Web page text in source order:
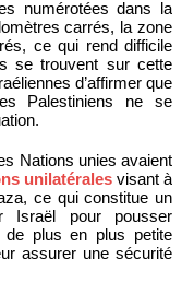
numérotées dans la
carrés, la zone
ce qui rend difficile
se trouvent sur cette
d’affirmer que
Palestiniens ne se
Nations unies avaient
unilatéralesvisant à
ce qui constitue un
Israël pour pousser
de plus en plus petite
assurer une sécurité